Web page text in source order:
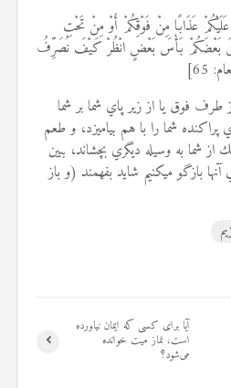
عَذَابًا مِنْ فَوْقِكُمْ أَوْ مِنْ تَحْتِ
بَعْضَكُمْ بَأْسَ بَعْضٍ انْظُرْ كَيْفَ نُصَرِّفُ
فوق يا از زير پاي شما بر شما
شما را با هم بياميزد، و طعم
شما به وسيله ديگري بچشاند، ببين
بازگو مي‏كنيم شايد بفهمند (و باز
آیا برای کسی که ایمان نیاورده
است، نماز میت خوانده
می‌شود؟